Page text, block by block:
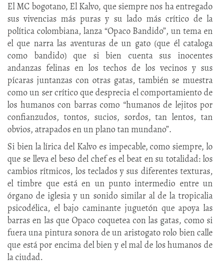
El MC bogotano, El Kalvo, que siempre nos ha entregado
sus vivencias más puras y su lado más crítico de la
política colombiana, lanza “Opaco Bandido”, un tema en
el que narra las aventuras de un gato (que él cataloga
como bandido) que si bien cuenta sus inocentes
andanzas felinas en los techos de los vecinos y sus
pícaras juntanzas con otras gatas, también se muestra
como un ser crítico que desprecia el comportamiento de
los humanos con barras como “humanos de lejitos por
confianzudos, tontos, sucios, sordos, tan lentos, tan
obvios, atrapados en un plano tan mundano”.
Si bien la lírica del Kalvo es impecable, como siempre, lo
que se lleva el beso del chef es el beat en su totalidad: los
cambios rítmicos, los teclados y sus diferentes texturas,
el timbre que está en un punto intermedio entre un
órgano de iglesia y un sonido similar al de la tropicalia
psicodélica, el bajo caminante juguetón que apoya las
barras en las que Opaco coquetea con las gatas, como si
fuera una pintura sonora de un aristogato rolo bien calle
que está por encima del bien y el mal de los humanos de
la ciudad.